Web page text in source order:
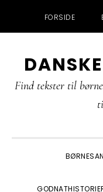
FORSIDE
direkte
til
indhold
direkte
til
direkte
til
Find tekster til